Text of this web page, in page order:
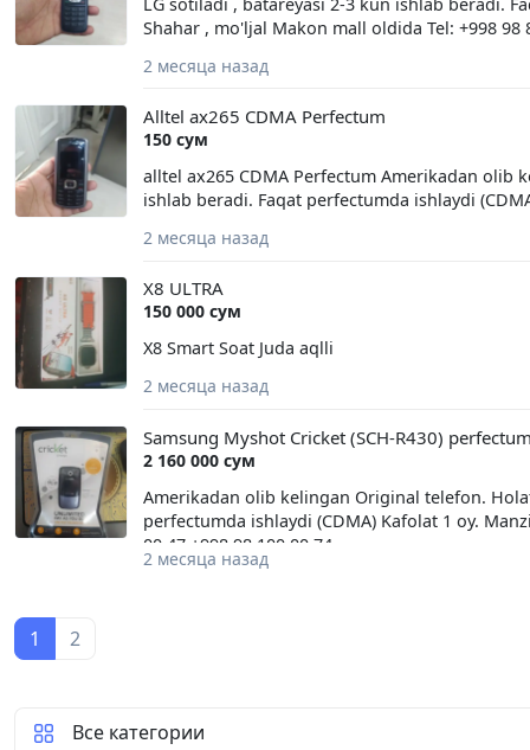
Shahar , mo'ljal Makon mall oldida Tel: +998 98
2 месяца назад
Alltel ax265 CDMA Perfectum
150 сум
alltel ax265 CDMA Perfectum Amerikadan
ishlab beradi. Faqat perfectumda ishlaydi
2 месяца назад
X8 ULTRA
150 000 сум
X8 Smart Soat Juda aqlli
2 месяца назад
Samsung Myshot Cricket (SCH-R430)
2 160 000 сум
Amerikadan olib kelingan Original telefon.
perfectumda ishlaydi (CDMA) Kafolat 1 oy.
00 47 +998 98 100 00 74
2 месяца назад
1 2
Все категории